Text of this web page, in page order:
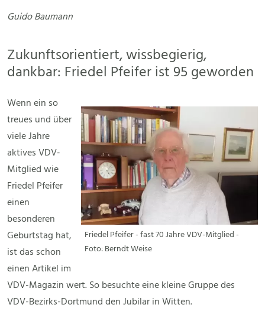
Guido Baumann
Zukunftsorientiert, wissbegierig,
dankbar: Friedel Pfeifer ist 95 geworden
Friedel Pfeifer - fast 70 Jahre VDV-Mitglied -
Foto: Berndt Weise
Wenn ein so
treues und über
viele Jahre
aktives VDV-
Mitglied wie
Friedel Pfeifer
einen
besonderen
Geburtstag hat,
ist das schon
einen Artikel im
VDV-Magazin wert. So besuchte eine kleine Gruppe des
VDV-Bezirks-Dortmund den Jubilar in Witten.